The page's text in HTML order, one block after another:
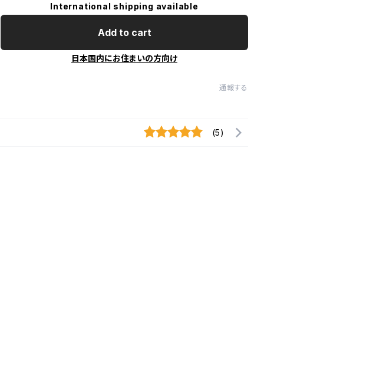
International shipping available
Add to cart
日本国内にお住まいの方向け
通報する
(5)